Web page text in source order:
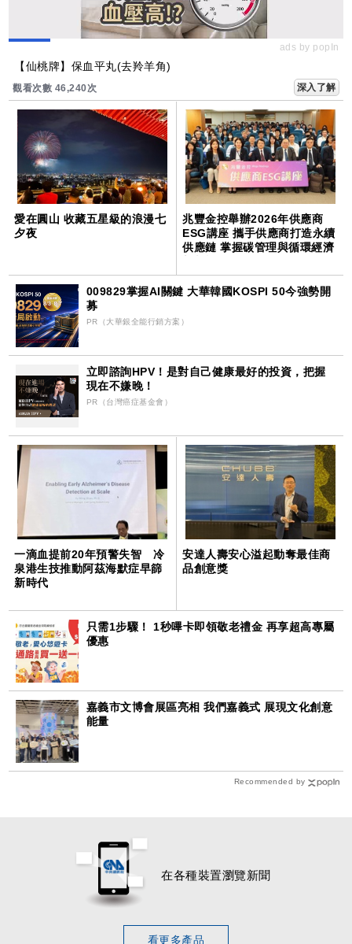
ads by popIn
【仙桃牌】保血平丸(去羚羊角)
觀看次數 46,240次 深入了解
愛在圓山 收藏五星級的浪漫七
夕夜
兆豐金控舉辦2026年供應商
ESG講座 攜手供應商打造永續
供應鏈 掌握碳管理與循環經濟
009829掌握AI關鍵 大華韓國KOSPI 50今強勢開
募
PR（大華銀全能行銷方案）
立即諮詢HPV！是對自己健康最好的投資，把握
現在不嫌晚！
PR（台灣癌症基金會）
一滴血提前20年預警失智 冷
泉港生技推動阿茲海默症早篩
新時代
安達人壽安心溢起動奪最佳商
品創意獎
只需1步驟！ 1秒嗶卡即領敬老禮金 再享超高專屬
優惠
嘉義市文博會展區亮相 我們嘉義式 展現文化創意
能量
Recommended by
在各種裝置瀏覽新聞
看更多產品